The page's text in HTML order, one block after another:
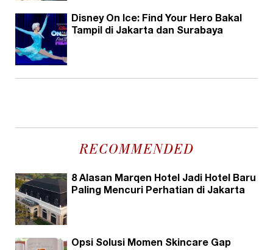
Disney On Ice: Find Your Hero Bakal
Tampil di Jakarta dan Surabaya
RECOMMENDED
8 Alasan Marqen Hotel Jadi Hotel Baru
Paling Mencuri Perhatian di Jakarta
Opsi Solusi Momen Skincare Gap